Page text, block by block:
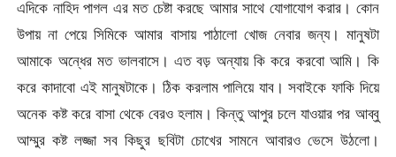
এদিকে নাহিদ পাগল এর মত চেষ্টা করছে আমার সাথে যোগাযোগ করার। কোন
উপায় না পেয়ে সিমিকে আমার বাসায় পাঠালো খোজ নেবার জন্য। মানুষটা
আমাকে অন্ধের মত ভালবাসে। এত বড় অন্যায় কি করে করবো আমি। কি
করে কাদাবো এই মানুষটাকে। ঠিক করলাম পালিয়ে যাব। সবাইকে ফাকি দিয়ে
অনেক কষ্ট করে বাসা থেকে বেরও হলাম। কিন্তু আপুর চলে যাওয়ার পর আব্বু
আম্মুর কষ্ট লজ্জা সব কিছুর ছবিটা চোখের সামনে আবারও ভেসে উঠলো।